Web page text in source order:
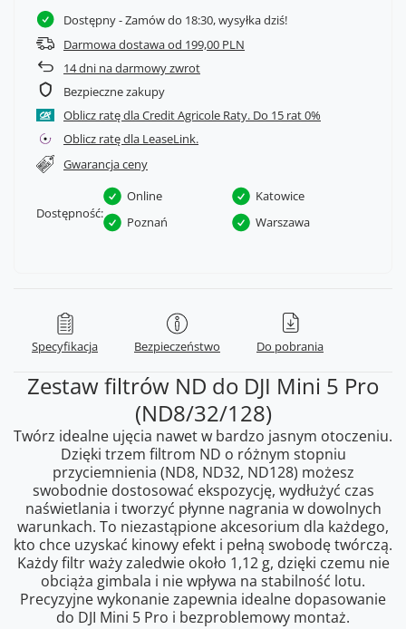
Dostępny- Zamów do 18:30, wysyłka dziś!
Darmowa dostawa od 199,00 PLN
14dni na darmowy zwrot
Bezpieczne zakupy
Oblicz ratę dla Credit Agricole Raty.
Oblicz ratę dla LeaseLink.
Gwarancja ceny
Dostępność:
Online
Katowice
Poznań
Warszawa
Specyfikacja Bezpieczeństwo Do pobrania
Zestaw filtrów ND do DJI Mini 5 Pro
(ND8/32/128)
Twórz idealne ujęcia nawet w bardzo jasnym otoczeniu.
Dzięki trzem filtrom ND o różnym stopniu
przyciemnienia (ND8, ND32, ND128) możesz
swobodnie dostosować ekspozycję, wydłużyć czas
naświetlania i tworzyć płynne nagrania w dowolnych
warunkach. To niezastąpione akcesorium dla każdego,
kto chce uzyskać kinowy efekt i pełną swobodę twórczą.
Każdy filtr waży zaledwie około 1,12 g, dzięki czemu nie
obciąża gimbala i nie wpływa na stabilność lotu.
Precyzyjne wykonanie zapewnia idealne dopasowanie
do DJI Mini 5 Pro i bezproblemowy montaż.